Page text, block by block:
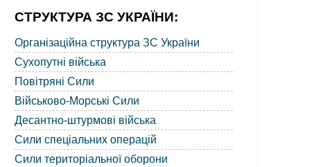
СТРУКТУРА ЗС УКРАЇНИ:
Організаційна структура ЗС України
Сухопутні війська
Повітряні Сили
Військово-Морські Сили
Десантно-штурмові війська
Сили спеціальних операцій
Сили територіальної оборони